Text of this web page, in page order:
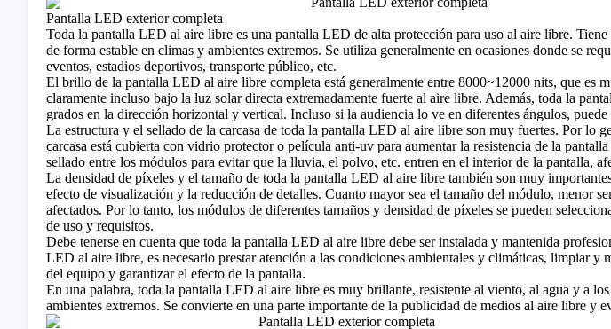
Pantalla LED exterior completa
Toda la pantalla LED al aire libre es una pantalla LED de alta protección para uso al aire libre.
de forma estable en climas y ambientes extremos. Se utiliza generalmente en ocasiones donde se
eventos, estadios deportivos, transporte público, etc.
El brillo de la pantalla LED al aire libre completa está generalmente entre 8000~12000 nits, que es
claramente incluso bajo la luz solar directa extremadamente fuerte al aire libre. Además, toda la
grados en la dirección horizontal y vertical. Incluso si la audiencia lo ve en diferentes ángulos,
La estructura y el sellado de la carcasa de toda la pantalla LED al aire libre son muy fuertes. Por
carcasa está cubierta con vidrio protector o película anti-uv para aumentar la resistencia de la
sellado entre los módulos para evitar que la lluvia, el polvo, etc. entren en el interior de la pantalla,
La densidad de píxeles y el tamaño de toda la pantalla LED al aire libre también son muy
efecto de visualización y la reducción de detalles. Cuanto mayor sea el tamaño del módulo, menor
afectados. Por lo tanto, los módulos de diferentes tamaños y densidad de píxeles se pueden
de uso y requisitos.
Debe tenerse en cuenta que toda la pantalla LED al aire libre debe ser instalada y mantenida
LED al aire libre, es necesario prestar atención a las condiciones ambientales y climáticas, limpiar
del equipo y garantizar el efecto de la pantalla.
En una palabra, toda la pantalla LED al aire libre es muy brillante, resistente al viento, al agua y a
ambientes extremos. Se convierte en una parte importante de la publicidad de medios al aire libre y